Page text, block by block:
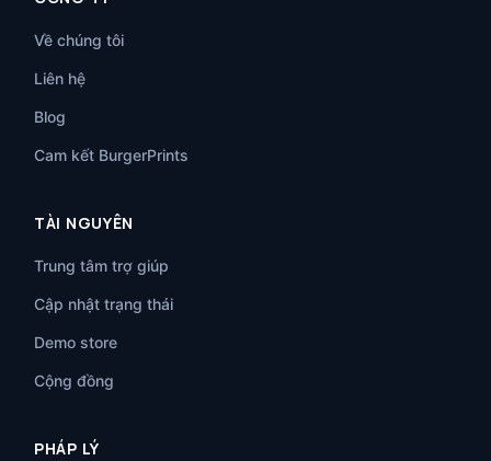
Về chúng tôi
Liên hệ
Blog
Cam kết BurgerPrints
TÀI NGUYÊN
Trung tâm trợ giúp
Cập nhật trạng thái
Demo store
Cộng đồng
PHÁP LÝ